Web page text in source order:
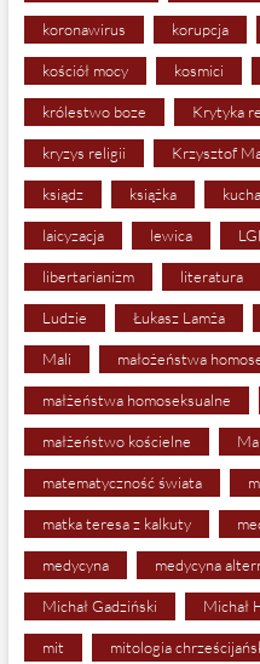
koronawirus korupcja
kościół mocy kosmici
królestwo boze Krytyka
kryzys religii Krzysztof
ksiądz książka
laicyzacja lewica
libertarianizm literatura
Ludzie Łukasz Lamża
Mali małożeństwa
małżeństwa homoseksualne
małżeństwo kościelne
matematyczność świata
matka teresa z kalkuty
medycyna medycyna
Michał Gadziński Michał
mit mitologia